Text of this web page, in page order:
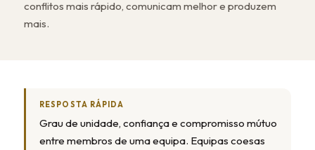
conflitos mais rápido, comunicam melhor e produzem
mais.
RESPOSTA RÁPIDA
Grau de unidade, confiança e compromisso mútuo
entre membros de uma equipa. Equipas coesas